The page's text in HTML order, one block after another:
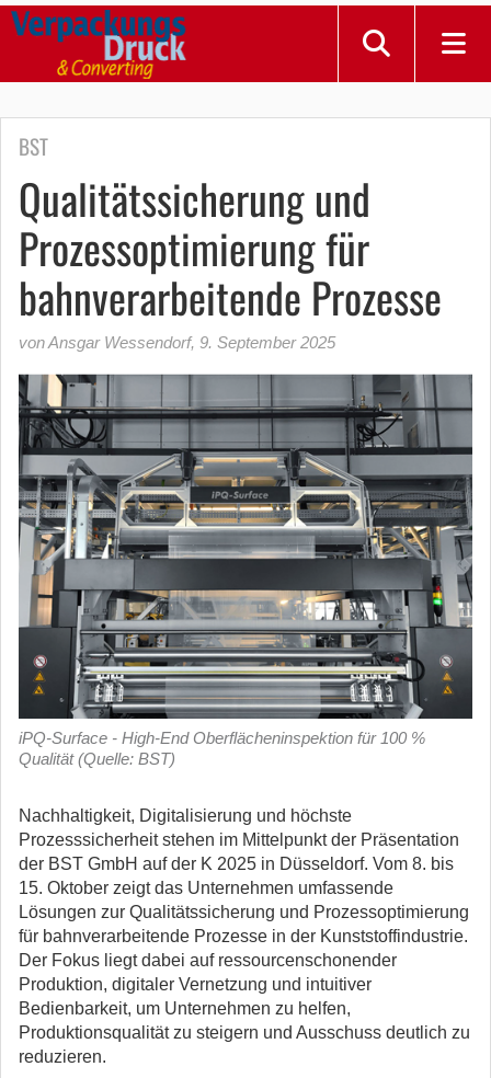
BST
Qualitätssicherung und
Prozessoptimierung für
bahnverarbeitende Prozesse
von Ansgar Wessendorf, 9. September 2025
iPQ-Surface - High-End Oberflächeninspektion für 100 %
Qualität (Quelle: BST)
Nachhaltigkeit, Digitalisierung und höchste
Prozesssicherheit stehen im Mittelpunkt der Präsentation
der BST GmbH auf der K 2025 in Düsseldorf. Vom 8. bis
15. Oktober zeigt das Unternehmen umfassende
Lösungen zur Qualitätssicherung und Prozessoptimierung
für bahnverarbeitende Prozesse in der Kunststoffindustrie.
Der Fokus liegt dabei auf ressourcenschonender
Produktion, digitaler Vernetzung und intuitiver
Bedienbarkeit, um Unternehmen zu helfen,
Produktionsqualität zu steigern und Ausschuss deutlich zu
reduzieren.